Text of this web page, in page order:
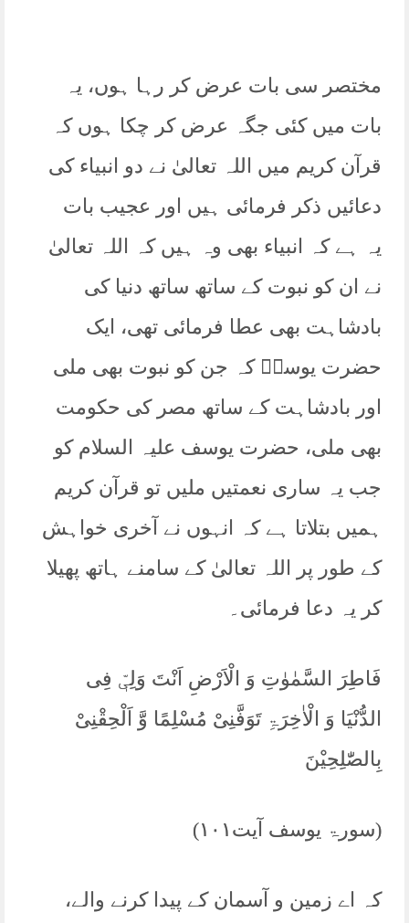
مختصر سی بات عرض کر رہا ہوں، یہ
بات میں کئی جگہ عرض کر چکا ہوں کہ
قرآن کریم میں اللہ تعالیٰ نے دو انبیاء کی
دعائیں ذکر فرمائی ہیں اور عجیب بات
یہ ہے کہ انبیاء بھی وہ ہیں کہ اللہ تعالیٰ
نے ان کو نبوت کے ساتھ ساتھ دنیا کی
بادشاہت بھی عطا فرمائی تھی، ایک
حضرت یوسفؒ کہ جن کو نبوت بھی ملی
اور بادشاہت کے ساتھ مصر کی حکومت
بھی ملی، حضرت یوسف علیہ السلام کو
جب یہ ساری نعمتیں ملیں تو قرآن کریم
ہمیں بتلاتا ہے کہ انہوں نے آخری خواہش
کے طور پر اللہ تعالیٰ کے سامنے ہاتھ پھیلا
کر یہ دعا فرمائی۔
فَاطِرَ السَّمٰوٰتِ وَ الْاَرْضِ اَنْتَ وَلِیّٖ فِی
الدُّنْیَا وَ الْاٰخِرَۃِ تَوَفَّنِیْ مُسْلِمًا وَّ اَلْحِقْنِیْ
بِالصّٰلِحِیْنَ
(سورۃ یوسف آیت۱۰۱)
کہ اے زمین و آسمان کے پیدا کرنے والے،